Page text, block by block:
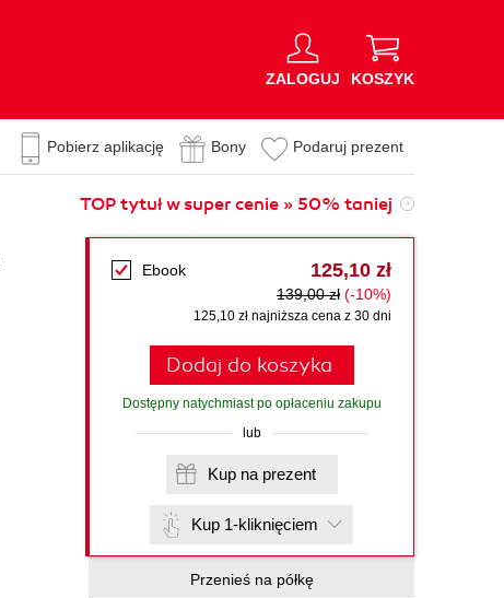
ZALOGUJ KOSZYK
Pobierz aplikację Bony Podaruj prezent
TOP tytuł w super cenie » 50% taniej
Ebook 125,10 zł
139,00 zł (-10%)
125,10 zł najniższa cena z 30 dni
Dodaj do koszyka
Dostępny natychmiast po opłaceniu zakupu
lub
Kup na prezent
Kup 1-kliknięciem
Przenieś na półkę